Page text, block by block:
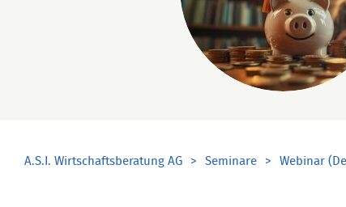
A.S.I. Wirtschaftsberatung AG Seminare Webinar